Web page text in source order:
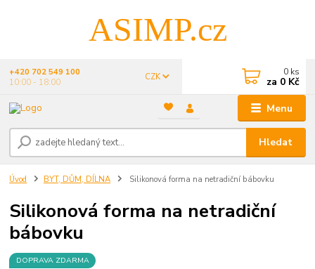
ASIMP.cz
Menu
CZK
Hledat
+420 702 549 100
10:00 - 18:00
0 ks
za 0 Kč
Úvod BYT, DŮM, DÍLNA Silikonová forma na netradiční bábovku
Silikonová forma na netradiční
bábovku
DOPRAVA ZDARMA